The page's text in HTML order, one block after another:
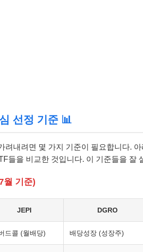
선정 기준 📊
려내려면 몇 가지 기준이 필요합니다.
들을 비교한 것입니다. 이 기준들을 잘
월 기준)
JEPI DGRO
드콜 (월배당) 배당성장 (성장주)